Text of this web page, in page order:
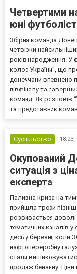
Четвертими
юні
Збірна команда
четвірки
років народження. У
колос України”, що
донеччани впевнено
півфіналу та
команд. Як розповів
та представник
Суспільство 18:23,
Окупований
ситуація з
експерта
Паливна криза на
прийшла трохи
розвивається
тематичних каналів у
десь у березні, коли
нафтопереробну
стали
продаж бензину. Ціни